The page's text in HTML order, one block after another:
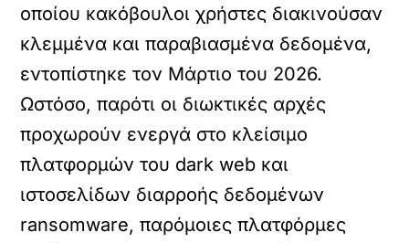
οποίου κακόβουλοι χρήστες διακινούσαν
κλεμμένα και παραβιασμένα δεδομένα,
εντοπίστηκε τον Μάρτιο του 2026.
Ωστόσο, παρότι οι διωκτικές αρχές
προχωρούν ενεργά στο κλείσιμο
πλατφορμών του dark web και
ιστοσελίδων διαρροής δεδομένων
ransomware, παρόμοιες πλατφόρμες